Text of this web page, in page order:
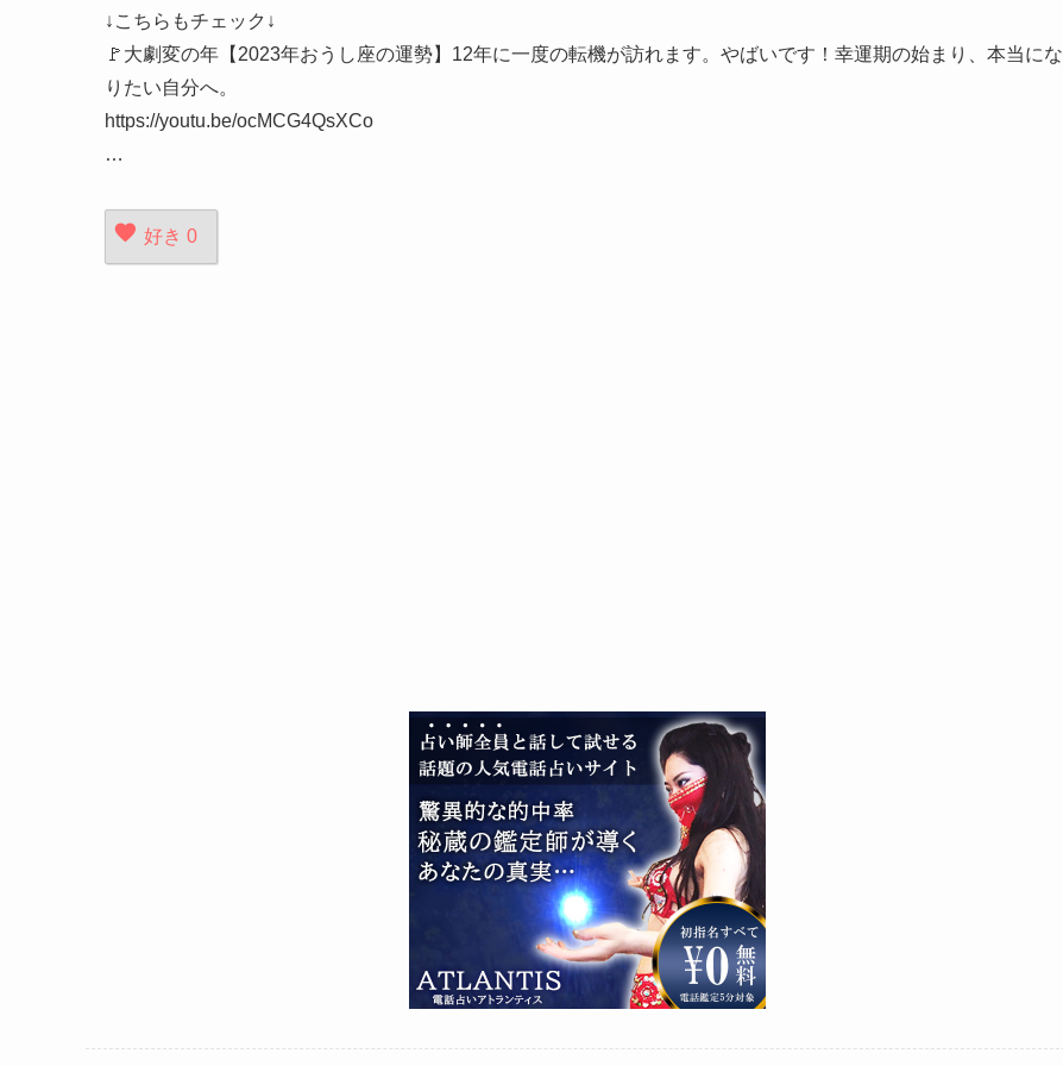
↓こちらもチェック↓
🚩大劇変の年【2023年おうし座の運勢】12年に一度の転機が訪れます。やばいです！幸運期の始まり、本当にな
りたい自分へ。
https://youtu.be/ocMCG4QsXCo
…
好き 0